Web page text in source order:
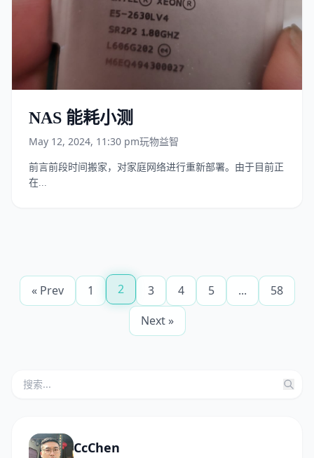
NAS 能耗小测
May 12, 2024, 11:30 pm玩物益智
前言前段时间搬家，对家庭网络进行重新部署。由于目前正
在...
« Prev 1 2 3 4 5 ...
58
Next »
CcChen